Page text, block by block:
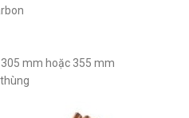
mm hoặc 355 mm